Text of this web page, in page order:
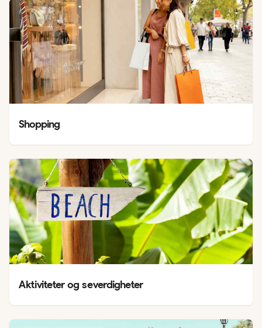
Shopping
Aktiviteter og severdigheter